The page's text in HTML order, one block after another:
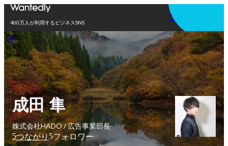
400万人が利用するビジネスSNS
アプリを使う
成田 隼
株式会社HADO / 広告事業部長
5つながり5フォロワー